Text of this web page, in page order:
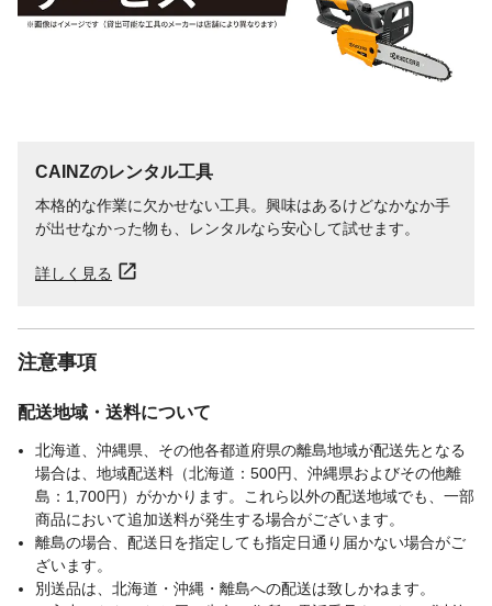
CAINZのレンタル工具
本格的な作業に欠かせない工具。興味はあるけどなかなか手
が出せなかった物も、レンタルなら安心して試せます。
詳しく見る
注意事項
配送地域・送料について
北海道、沖縄県、その他各都道府県の離島地域が配送先となる
場合は、地域配送料（北海道：500円、沖縄県およびその他離
島：1,700円）がかかります。これら以外の配送地域でも、一部
商品において追加送料が発生する場合がございます。
離島の場合、配送日を指定しても指定日通り届かない場合がご
ざいます。
別送品は、北海道・沖縄・離島への配送は致しかねます。